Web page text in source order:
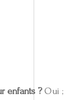
enfants ?Oui ;